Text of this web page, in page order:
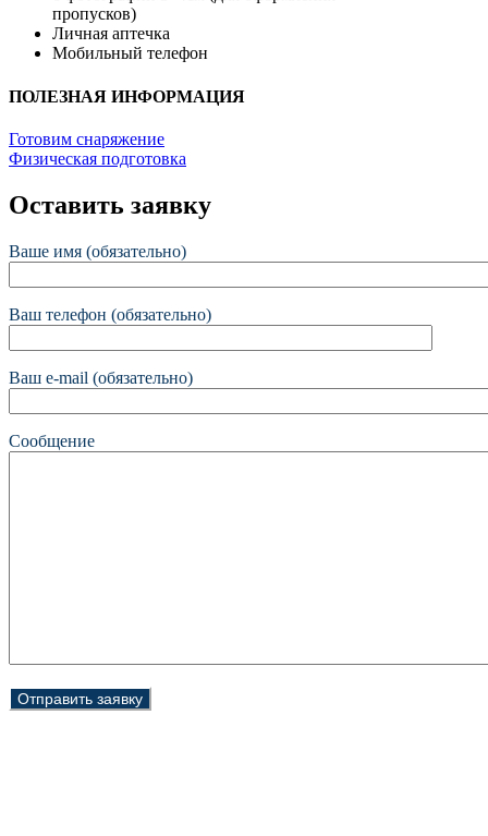
пропусков)
Личная аптечка
Мобильный телефон
ПОЛЕЗНАЯ ИНФОРМАЦИЯ
Готовим снаряжение
Физическая подготовка
Оставить заявку
Ваше имя (обязательно)
Ваш телефон (обязательно)
Ваш e-mail (обязательно)
Сообщение